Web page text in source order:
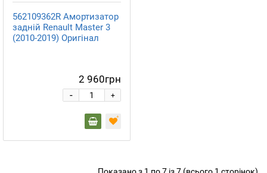
562109362R Амортизатор
задній Renault Master 3
(2010-2019) Оригінал
2 960грн
+
-
Показано з 1 по 7 із 7 (всього 1 сторінок)